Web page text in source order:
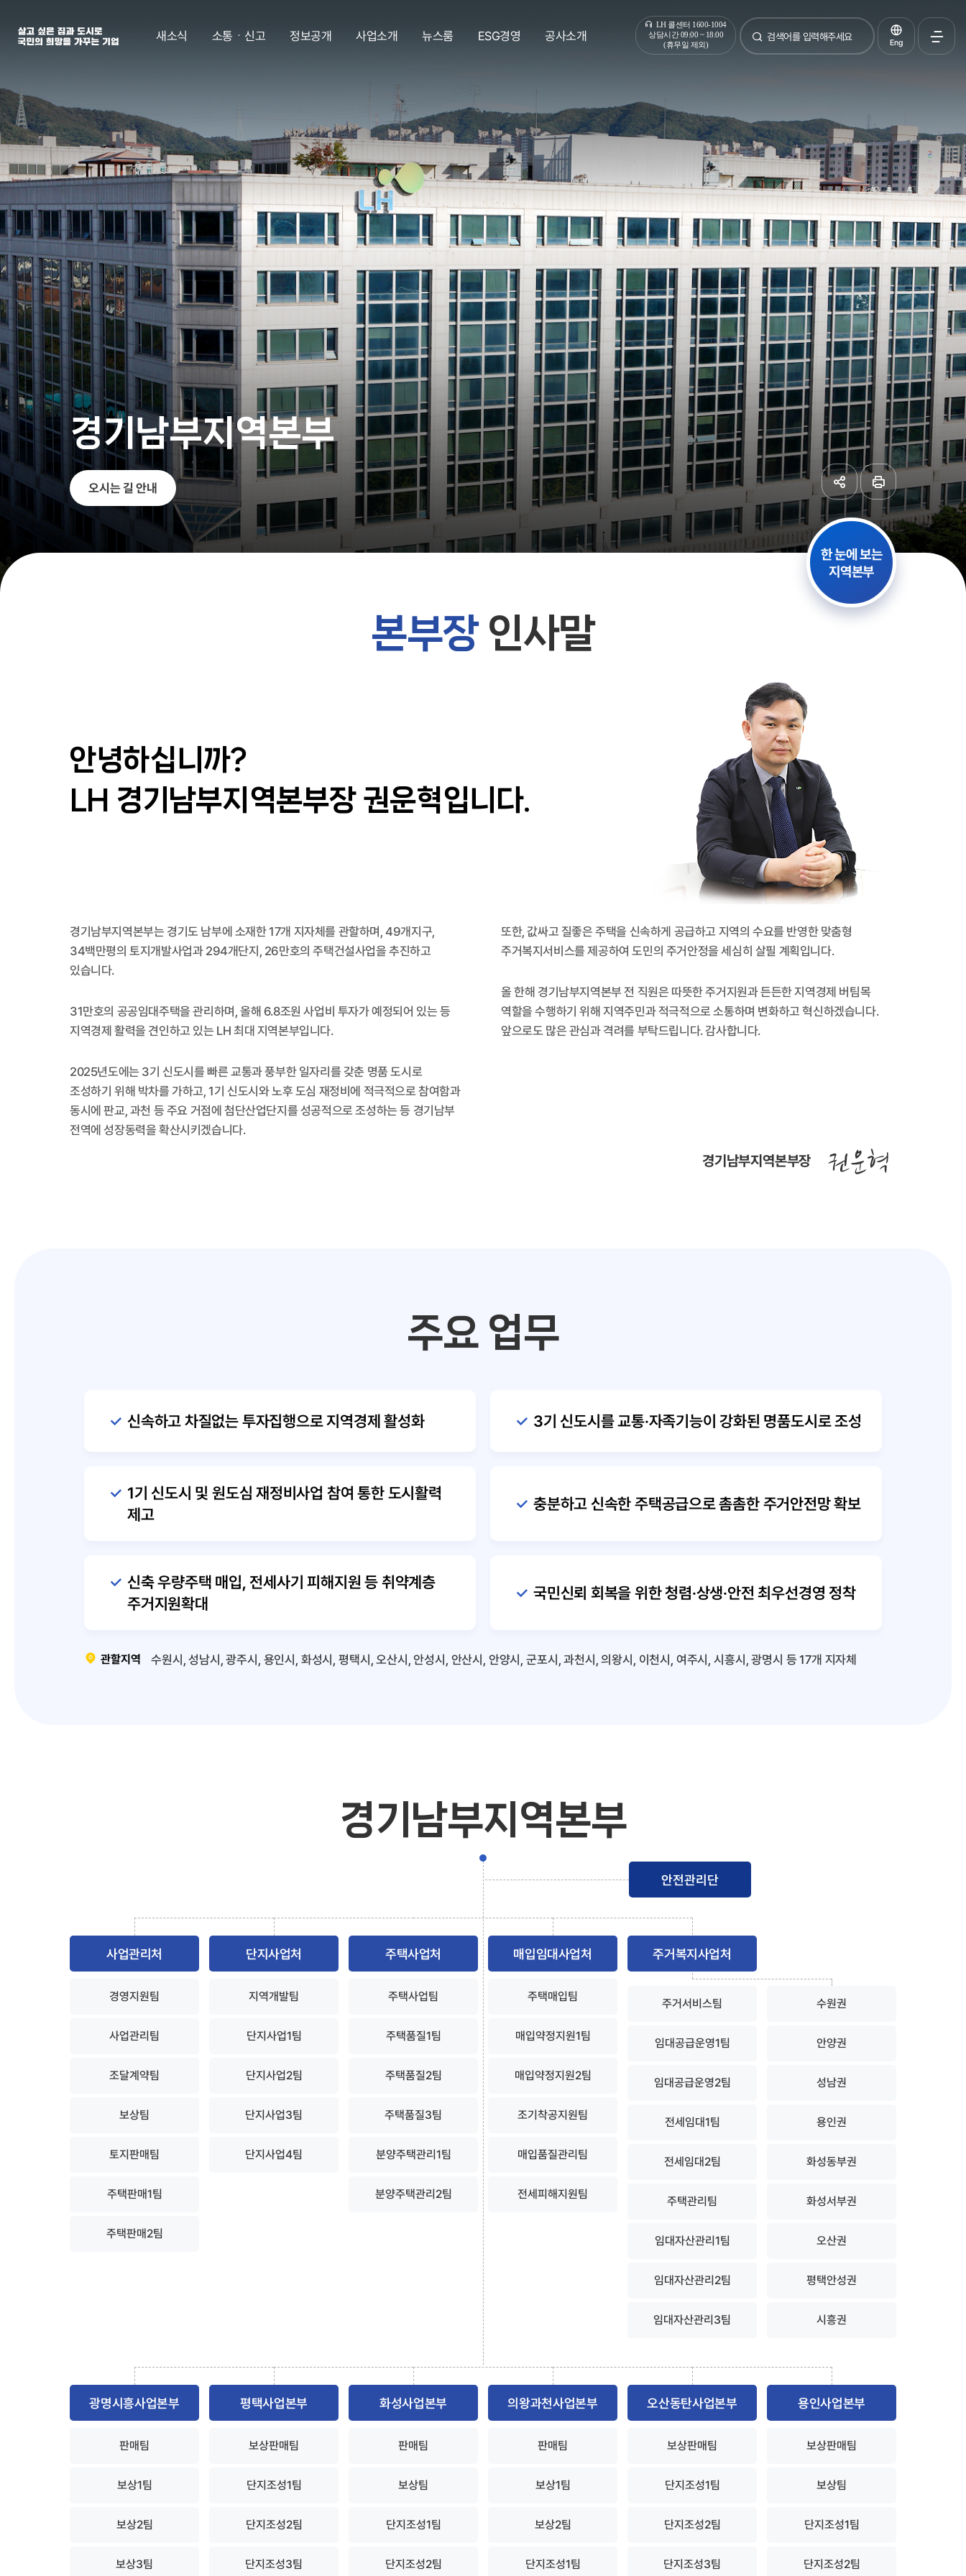
살고 싶은 집과 도시로 국민의 희망을 가꾸는 기업 | 한국토지주택공사
LH 콜센터 1600-1004
상담시간 09:00 ~ 18:00
(휴무일 제외)
통합검색
검색 Eng
새소식 소통ㆍ신고 정보공개 사업소개 뉴스룸 ESG경영 공사소개
경기남부지역본부
공유하기
페이지
인쇄
오시는 길 안내
본부장인사말
안녕하십니까?
LH 경기남부지역본부장 권운혁입니다.
경기남부지역본부는 경기도 남부에 소재한 17개 지자체를 관할하며, 49개지구,
34백만평의 토지개발사업과 294개단지, 26만호의 주택건설사업을 추진하고
있습니다.
31만호의 공공임대주택을 관리하며, 올해 6.8조원 사업비 투자가 예정되어 있는 등
지역경제 활력을 견인하고 있는 LH 최대 지역본부입니다.
2025년도에는 3기 신도시를 빠른 교통과 풍부한 일자리를 갖춘 명품 도시로
조성하기 위해 박차를 가하고, 1기 신도시와 노후 도심 재정비에 적극적으로 참여함과
동시에 판교, 과천 등 주요 거점에 첨단산업단지를 성공적으로 조성하는 등 경기남부
전역에 성장동력을 확산시키겠습니다.
또한, 값싸고 질좋은 주택을 신속하게 공급하고 지역의 수요를 반영한 맞춤형
주거복지서비스를 제공하여 도민의 주거안정을 세심히 살필 계획입니다.
올 한해 경기남부지역본부 전 직원은 따뜻한 주거지원과 든든한 지역경제 버팀목
역할을 수행하기 위해 지역주민과 적극적으로 소통하며 변화하고 혁신하겠습니다.
앞으로도 많은 관심과 격려를 부탁드립니다. 감사합니다.
경기남부지역본부장
주요 업무
신속하고 차질없는 투자집행으로 지역경제 활성화 3기 신도시를 교통·자족기능이 강화된 명품도시로 조성
1기 신도시 및 원도심 재정비사업 참여 통한 도시활력
제고
충분하고 신속한 주택공급으로 촘촘한 주거안전망 확보
신축 우량주택 매입, 전세사기 피해지원 등 취약계층
주거지원확대
국민신뢰 회복을 위한 청렴·상생·안전 최우선경영 정착
관할지역 수원시, 성남시, 광주시, 용인시, 화성시, 평택시, 오산시, 안성시, 안산시, 안양시, 군포시, 과천시, 의왕시, 이천시, 여주시, 시흥시, 광명시 등 17개 지자체
경기남부지역본부
안전관리단
사업관리처
경영지원팀
사업관리팀
조달계약팀
보상팀
토지판매팀
주택판매1팀
주택판매2팀
단지사업처
지역개발팀
단지사업1팀
단지사업2팀
단지사업3팀
단지사업4팀
주택사업처
주택사업팀
주택품질1팀
주택품질2팀
주택품질3팀
분양주택관리1팀
분양주택관리2팀
매입임대사업처
주택매입팀
매입약정지원1팀
매입약정지원2팀
조기착공지원팀
매입품질관리팀
전세피해지원팀
주거복지사업처
주거서비스팀
임대공급운영1팀
임대공급운영2팀
전세임대1팀
전세임대2팀
주택관리팀
임대자산관리1팀
임대자산관리2팀
임대자산관리3팀
수원권
안양권
성남권
용인권
화성동부권
화성서부권
오산권
평택안성권
시흥권
광명시흥사업본부
판매팀
보상1팀
보상2팀
보상3팀
평택사업본부
보상판매팀
단지조성1팀
단지조성2팀
단지조성3팀
화성사업본부
판매팀
보상팀
단지조성1팀
단지조성2팀
의왕과천사업본부
판매팀
보상1팀
보상2팀
단지조성1팀
오산동탄사업본부
보상판매팀
단지조성1팀
단지조성2팀
단지조성3팀
용인사업본부
보상판매팀
보상팀
단지조성1팀
단지조성2팀
한 눈에 보는
지역본부